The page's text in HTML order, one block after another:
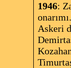
1946:
onarımı.
Askeri